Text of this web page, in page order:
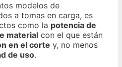
modelos de
a tomas en carga, es
como la potencia de
material con el que están
en el corte y, no menos
de uso.